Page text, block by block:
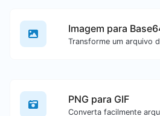
Imagem para
PNG para GIF